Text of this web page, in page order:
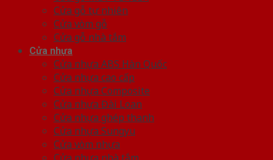
Cửa gỗ tự nhiên
Cửa vòm gỗ
Cửa gỗ nhà tắm
Cửa nhựa
Cửa nhựa ABS Hàn Quốc
Cửa nhựa cao cấp
Cửa nhựa Composite
Cửa nhựa Đài Loan
Cửa nhựa ghép thanh
Cửa nhựa Sungyu
Cửa vòm nhựa